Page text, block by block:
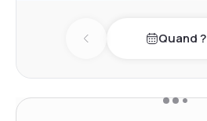
Previous dayQuand ?